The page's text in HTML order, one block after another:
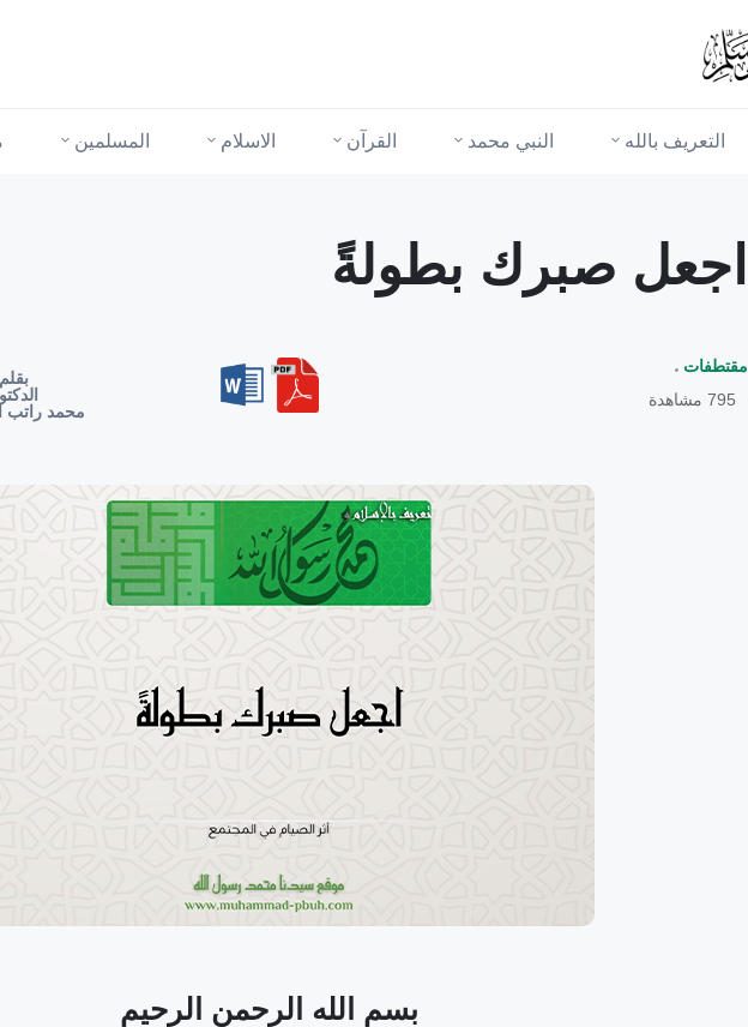
التعريف بالله النبي محمد القرآن الاسلام المسلمين
اجعل صبرك بطولةً
مقتطفات
795 مشاهدة
بقلم
محمد راتب
بسم الله الرحمن الرحيم